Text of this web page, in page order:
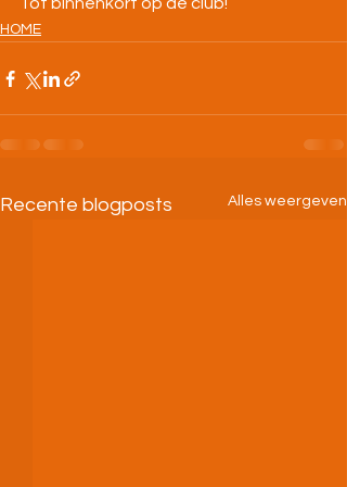
HOME
Recente blogposts Alles weergeven